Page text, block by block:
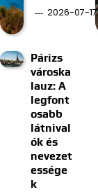
2026-07-17
Párizs
városka
lauz: A
legfont
osabb
látnival
ók és
nevezet
essége
k